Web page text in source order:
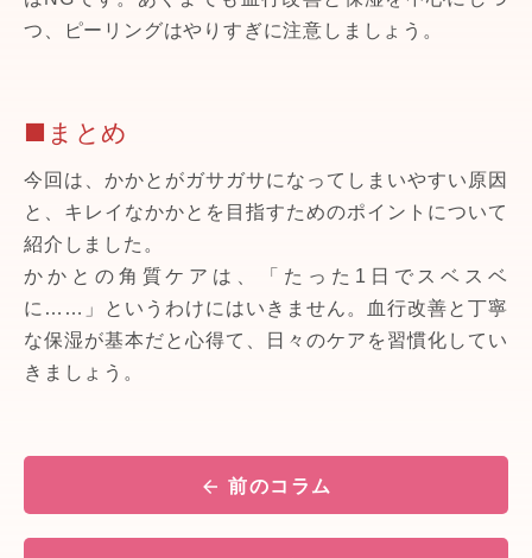
つ、ピーリングはやりすぎに注意しましょう。
■まとめ
今回は、かかとがガサガサになってしまいやすい原因
と、キレイなかかとを目指すためのポイントについて
紹介しました。
かかとの角質ケアは、「たった1日でスベスベ
に……」というわけにはいきません。血行改善と丁寧
な保湿が基本だと心得て、日々のケアを習慣化してい
きましょう。
前のコラム